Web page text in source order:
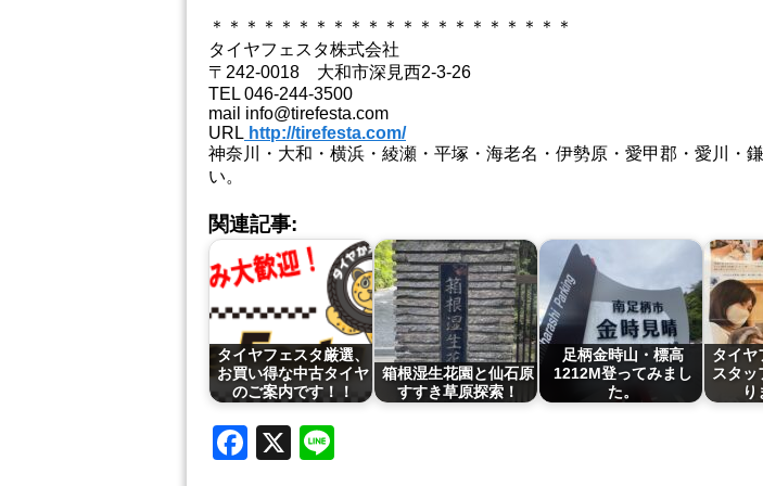
＊＊＊＊＊＊＊＊＊＊＊＊＊＊＊＊＊＊＊＊＊
タイヤフェスタ株式会社
〒242-0018 大和市深見西2-3-26
TEL 046-244-3500
mail info@tirefesta.com
URL http://tirefesta.com/
神奈川・大和・横浜・綾瀬・平塚・海老名・伊勢原・愛甲郡・愛川・
い。
関連記事:
タイヤフェスタ厳選、
お買い得な中古タイヤ
のご案内です！！
箱根湿生花園と仙石原
すすき草原探索！
足柄金時山・標高
1212M登ってみまし
た。
タイヤ
スタッ
り
Facebook
X